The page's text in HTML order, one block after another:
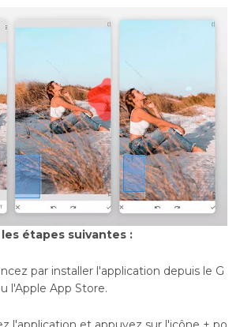
étapes suivantes :
par installer l'application depuis le G
l'Apple App Store.